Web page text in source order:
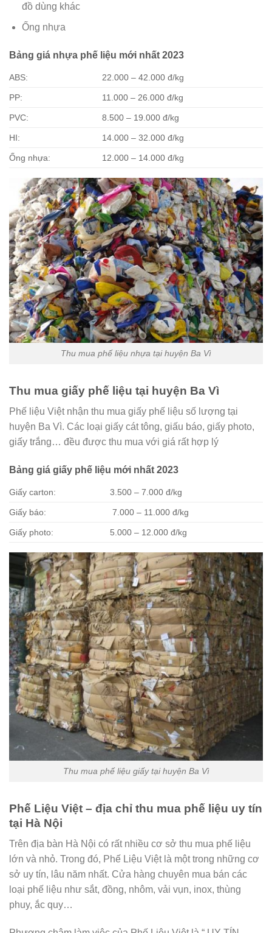
đồ dùng khác
Ống nhựa
Bảng giá nhựa phế liệu mới nhất 2023
ABS: 22.000 – 42.000 đ/kg
PP: 11.000 – 26.000 đ/kg
PVC: 8.500 – 19.000 đ/kg
HI: 14.000 – 32.000 đ/kg
Ống nhựa: 12.000 – 14.000 đ/kg
Thu mua phế liệu nhựa tại huyện Ba Vì
Thu mua giấy phế liệu tại huyện Ba Vì
Phế liệu Việt nhận thu mua giấy phế liệu số lượng tại
huyện Ba Vì. Các loại giấy cát tông, giấu báo, giấy photo,
giấy trắng… đều được thu mua với giá rất hợp lý
Bảng giá giấy phế liệu mới nhất 2023
Giấy carton: 3.500 – 7.000 đ/kg
Giấy báo: 7.000 – 11.000 đ/kg
Giấy photo: 5.000 – 12.000 đ/kg
Thu mua phế liệu giấy tại huyện Ba Vì
Phế Liệu Việt – địa chỉ thu mua phế liệu uy tín
tại Hà Nội
Trên địa bàn Hà Nội có rất nhiều cơ sở thu mua phế liệu
lớn và nhỏ. Trong đó, Phế Liệu Việt là một trong những cơ
sở uy tín, lâu năm nhất. Cửa hàng chuyên mua bán các
loại phế liệu như sắt, đồng, nhôm, vải vụn, inox, thùng
phuy, ắc quy…